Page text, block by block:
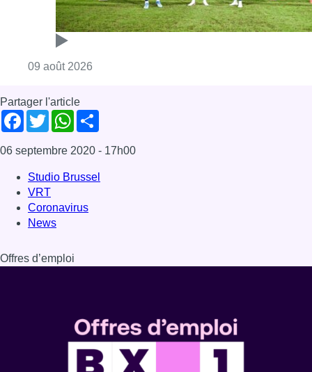
09 août 2026
Partager l'article
Facebook
TwitterWhatsApp
06 septembre 2020 - 17h00
Studio Brussel
VRT
Coronavirus
News
Offres d’emploi